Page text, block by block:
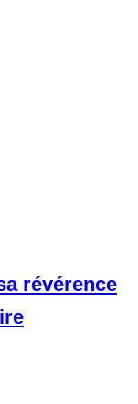
révérence